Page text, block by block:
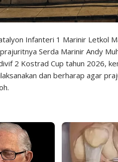
Infanteri 1 Marinir Letkol
Serda Marinir Andy
2 Kostrad Cup tahun 2026,
dan berharap agar